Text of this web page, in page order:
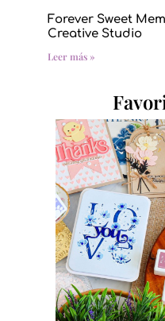
Forever Sweet
Creative Studio
Leer más »